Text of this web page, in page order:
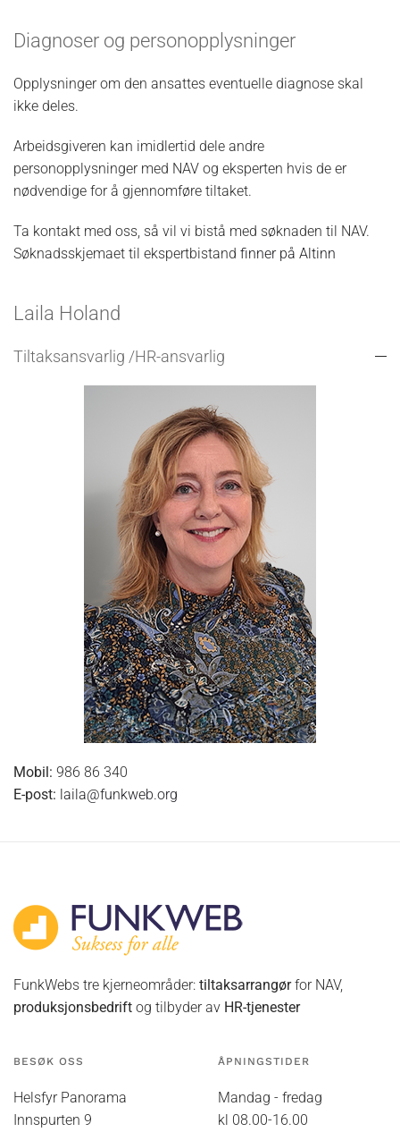
Diagnoser og personopplysninger
Opplysninger om den ansattes eventuelle diagnose skal
ikke deles.
Arbeidsgiveren kan imidlertid dele andre
personopplysninger med NAV og eksperten hvis de er
nødvendige for å gjennomføre tiltaket.
Ta kontakt med oss, så vil vi bistå med søknaden til NAV.
Søknadsskjemaet til ekspertbistand finner på Altinn
Laila Holand
Tiltaksansvarlig /HR-ansvarlig
Mobil: 986 86 340
E-post: laila@funkweb.org
FunkWebs tre kjerneområder: tiltaksarrangørfor NAV,
produksjonsbedrift og tilbyder av HR-tjenester
BESØK OSS
Helsfyr Panorama
Innspurten 9
ÅPNINGSTIDER
Mandag - fredag
kl 08.00-16.00